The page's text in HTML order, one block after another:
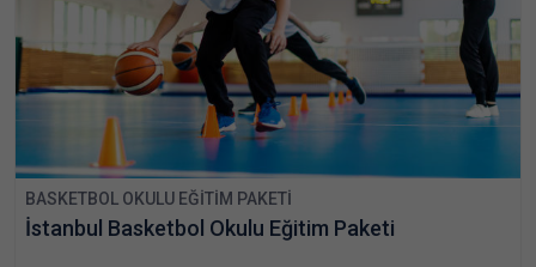
BASKETBOL OKULU EĞITIM PAKETI
İstanbul Basketbol Okulu Eğitim Paketi